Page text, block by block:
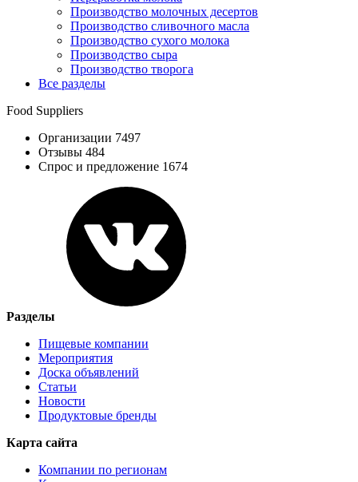
Производство молочных десертов
Производство сливочного масла
Производство сухого молока
Производство сыра
Производство творога
Все разделы
Food Suppliers
Организации 7497
Отзывы 484
Спрос и предложение 1674
Разделы
Пищевые компании
Мероприятия
Доска объявлений
Статьи
Новости
Продуктовые бренды
Карта сайта
Компании по регионам